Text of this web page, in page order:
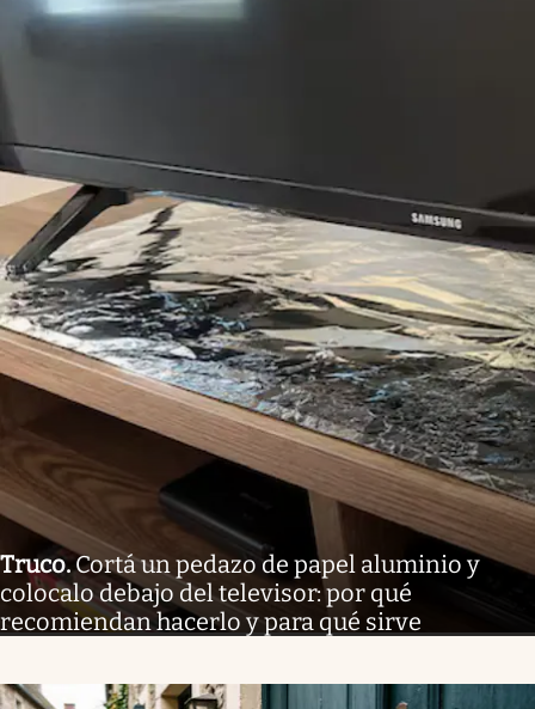
Truco.Cortá un pedazo de papel aluminio y
colocalo debajo del televisor: por qué
recomiendan hacerlo y para qué sirve